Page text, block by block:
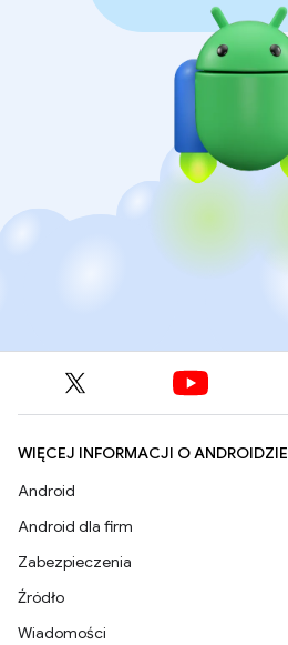
WIĘCEJ INFORMACJI O ANDROIDZIE
Android
Android dla firm
Zabezpieczenia
Źródło
Wiadomości